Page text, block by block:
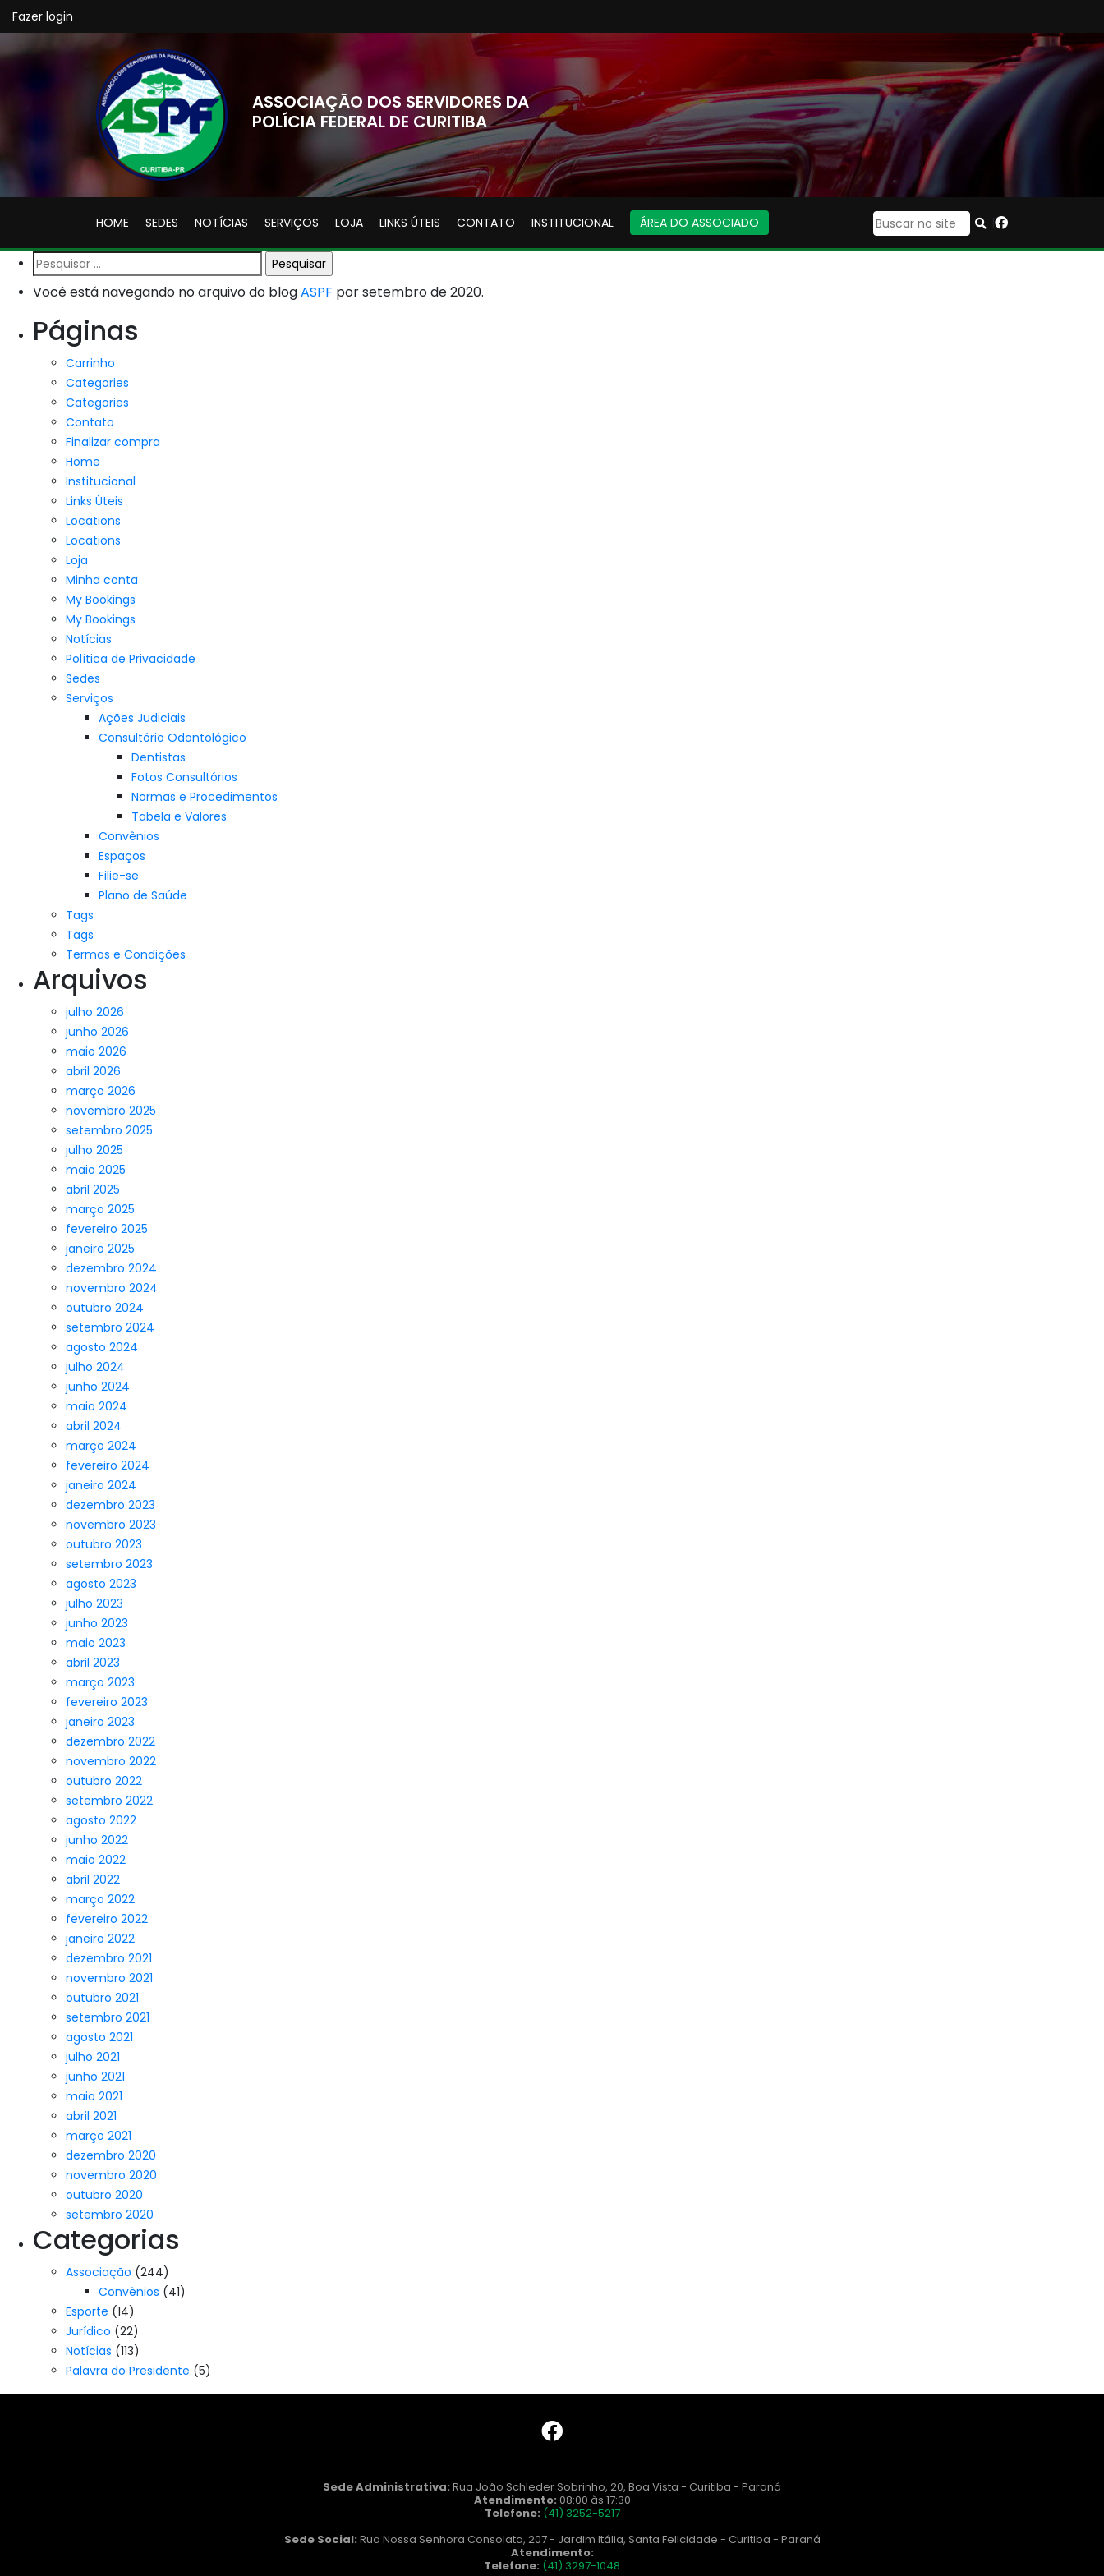
Fazer login
ASSOCIAÇÃO DOS SERVIDORES DA
POLÍCIA FEDERAL DE CURITIBA
HOME SEDES NOTÍCIAS SERVIÇOS LOJA LINKS ÚTEIS CONTATO INSTITUCIONAL ÁREA DO ASSOCIADO |
Pesquisar
por:
Você está navegando no arquivo do blogASPF por setembro de 2020.
Páginas
Carrinho
Categories
Categories
Contato
Finalizar compra
Home
Institucional
Links Úteis
Locations
Locations
Loja
Minha conta
My Bookings
My Bookings
Notícias
Política de Privacidade
Sedes
Serviços
Ações Judiciais
Consultório Odontológico
Dentistas
Fotos Consultórios
Normas e Procedimentos
Tabela e Valores
Convênios
Espaços
Filie-se
Plano de Saúde
Tags
Tags
Termos e Condições
Arquivos
julho 2026
junho 2026
maio 2026
abril 2026
março 2026
novembro 2025
setembro 2025
julho 2025
maio 2025
abril 2025
março 2025
fevereiro 2025
janeiro 2025
dezembro 2024
novembro 2024
outubro 2024
setembro 2024
agosto 2024
julho 2024
junho 2024
maio 2024
abril 2024
março 2024
fevereiro 2024
janeiro 2024
dezembro 2023
novembro 2023
outubro 2023
setembro 2023
agosto 2023
julho 2023
junho 2023
maio 2023
abril 2023
março 2023
fevereiro 2023
janeiro 2023
dezembro 2022
novembro 2022
outubro 2022
setembro 2022
agosto 2022
junho 2022
maio 2022
abril 2022
março 2022
fevereiro 2022
janeiro 2022
dezembro 2021
novembro 2021
outubro 2021
setembro 2021
agosto 2021
julho 2021
junho 2021
maio 2021
abril 2021
março 2021
dezembro 2020
novembro 2020
outubro 2020
setembro 2020
Categorias
Associação (244)
Convênios (41)
Esporte (14)
Jurídico (22)
Notícias (113)
Palavra do Presidente (5)
Sede Administrativa: Rua João Schleder Sobrinho, 20, Boa Vista - Curitiba - Paraná
Atendimento: 08:00 às 17:30
Telefone: (41) 3252-5217
Sede Social: Rua Nossa Senhora Consolata, 207 - Jardim Itália, Santa Felicidade - Curitiba - Paraná
Atendimento:
Telefone: (41) 3297-1048